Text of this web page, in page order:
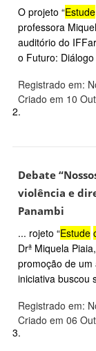
O projeto “Estude
professora
auditório do
o Futuro:
Registrado em:
Criado em 10
2.
Debate
violência e
Panambi
... rojeto “Estude
Drª Miquela
promoção de
iniciativa buscou
Registrado em:
Criado em 06
3.